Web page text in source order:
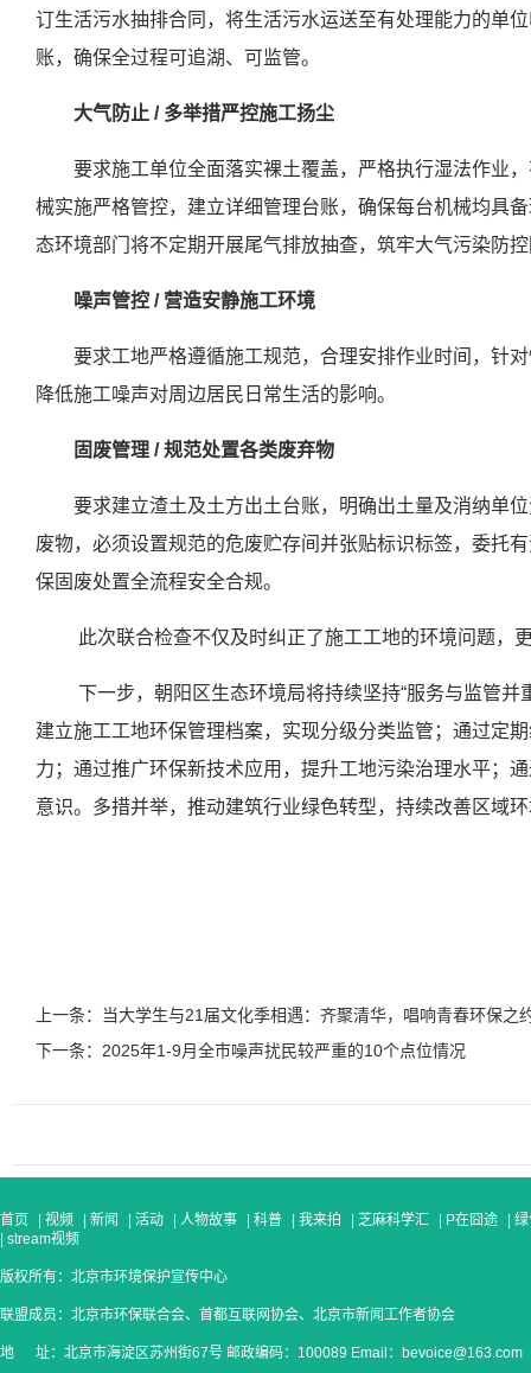
订生活污水抽排合同，将生活污水运送至有处理能力的单
账，确保全过程可追湖、可监管。
大气防止 / 多举措严控施工扬尘
要求施工单位全面落实裸土覆盖，严格执行湿法作业
械实施严格管控，建立详细管理台账，确保每台机械均具
态环境部门将不定期开展尾气排放抽查，筑牢大气污染防
噪声管控 / 营造安静施工环境
要求工地严格遵循施工规范，合理安排作业时间，针
降低施工噪声对周边居民日常生活的影响。
固废管理 / 规范处置各类废弃物
要求建立渣土及土方出土台账，明确出土量及消纳单
废物，必须设置规范的危废贮存间并张贴标识标签，委托
保固废处置全流程安全合规。
此次联合检查不仅及时纠正了施工工地的环境问题，
下一步，朝阳区生态环境局将持续坚持“服务与监管
建立施工工地环保管理档案，实现分级分类监管；通过定
力；通过推广环保新技术应用，提升工地污染治理水平；
意识。多措并举，推动建筑行业绿色转型，持续改善区域
上一条：当大学生与21届文化季相遇：齐聚清华，唱响青春环保之
下一条：2025年1-9月全市噪声扰民较严重的10个点位情况
首页 视频 新闻 活动 人物故事 科普 我来拍 芝麻科学汇 P在囧途
stream视频
版权所有：北京市环境保护宣传中心
联盟成员：北京市环保联合会、首都互联网协会、北京市新闻工作者协会
地 址：北京市海淀区苏州街67号 邮政编码：100089 Email：bevoice@163.com